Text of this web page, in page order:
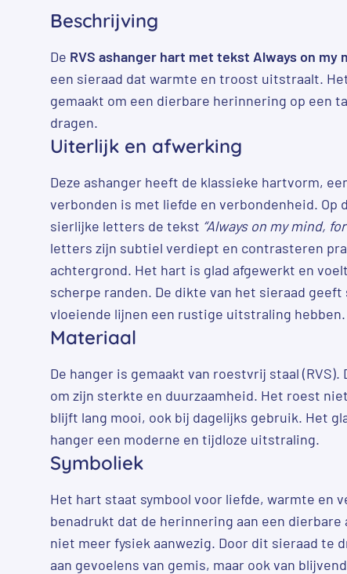
Beschrijving
De RVS ashanger hart met tekst Always on my
een sieraad dat warmte en troost uitstraalt.
gemaakt om een dierbare herinnering op een
dragen.
Uiterlijk en afwerking
Deze ashanger heeft de klassieke hartvorm,
verbonden is met liefde en verbondenheid. Op
sierlijke letters de tekst “Always on my mind,
letters zijn subtiel verdiept en contrasteren
achtergrond. Het hart is glad afgewerkt en
scherpe randen. De dikte van het sieraad
vloeiende lijnen een rustige uitstraling hebben.
Materiaal
De hanger is gemaakt van roestvrij staal
om zijn sterkte en duurzaamheid. Het roest
blijft lang mooi, ook bij dagelijks gebruik. Het
hanger een moderne en tijdloze uitstraling.
Symboliek
Het hart staat symbool voor liefde, warmte en
benadrukt dat de herinnering aan een
niet meer fysiek aanwezig. Door dit sieraad te
aan gevoelens van gemis, maar ook van